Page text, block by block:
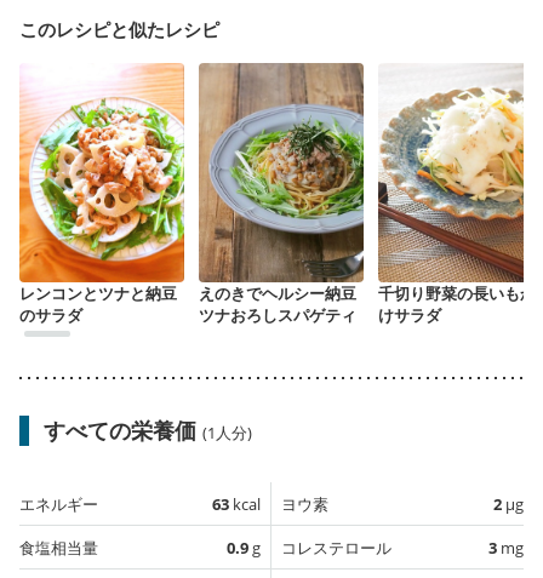
このレシピと似たレシピ
レンコンとツナと納豆
のサラダ
えのきでヘルシー納豆
ツナおろしスパゲティ
千切り野菜の長いもか
けサラダ
すべての栄養価 (1人分)
エネルギー 63 kcal
食塩相当量
0.9g
ヨウ素 2 µg
コレステロール
3 mg